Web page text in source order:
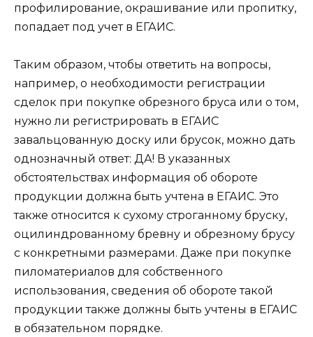
профилирование, окрашивание или пропитку,
попадает под учет в ЕГАИС.
Таким образом, чтобы ответить на вопросы,
например, о необходимости регистрации
сделок при покупке обрезного бруса или о том,
нужно ли регистрировать в ЕГАИС
завальцованную доску или брусок, можно дать
однозначный ответ: ДА! В указанных
обстоятельствах информация об обороте
продукции должна быть учтена в ЕГАИС. Это
также относится к сухому строганному бруску,
оцилиндрованному бревну и обрезному брусу
с конкретными размерами. Даже при покупке
пиломатериалов для собственного
использования, сведения об обороте такой
продукции также должны быть учтены в ЕГАИС
в обязательном порядке.